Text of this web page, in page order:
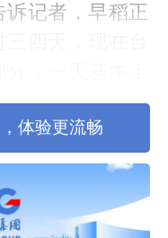
记者，早稻正
，一天基本上
机，一边收一
体验更流畅